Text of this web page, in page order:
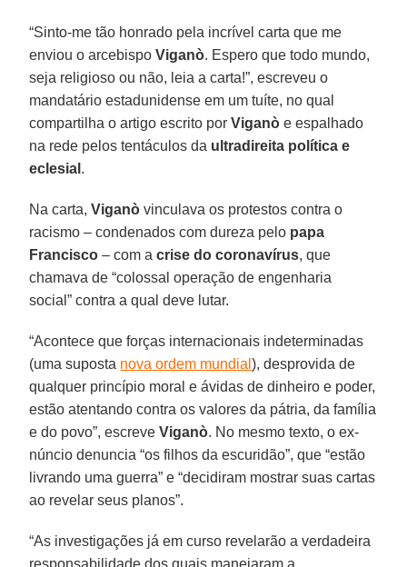
“Sinto-me tão honrado pela incrível carta que me
enviou o arcebispoViganò. Espero que todo mundo,
seja religioso ou não, leia a carta!”, escreveu o
mandatário estadunidense em um tuíte, no qual
compartilha o artigo escrito porViganò e espalhado
na rede pelos tentáculos da ultradireita política e
eclesial .
Na carta,Viganò vinculava os protestos contra o
racismo – condenados com dureza pelo papa
Francisco – com acrise do coronavírus, que
chamava de “colossal operação de engenharia
social” contra a qual deve lutar.
“Acontece que forças internacionais indeterminadas
(uma suposta nova ordem mundial), desprovida de
qualquer princípio moral e ávidas de dinheiro e poder,
estão atentando contra os valores da pátria, da família
e do povo”, escreveViganò. No mesmo texto, o ex-
núncio denuncia “os filhos da escuridão”, que “estão
livrando uma guerra” e “decidiram mostrar suas cartas
ao revelar seus planos”.
“As investigações já em curso revelarão a verdadeira
responsabilidade dos quais manejaram a